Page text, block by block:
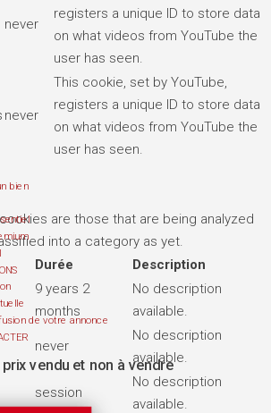
never
registers a unique ID to store data
on what videos from YouTube the
user has seen.
never
This cookie, set by YouTube,
registers a unique ID to store data
on what videos from YouTube the
user has seen.
are those that are being analyzed
into a category as yet.
Durée Description
9 years 2
months
No description
available.
never
No description
available.
session
No description
available.
bien
de votre annonce
vendu et non à vendre